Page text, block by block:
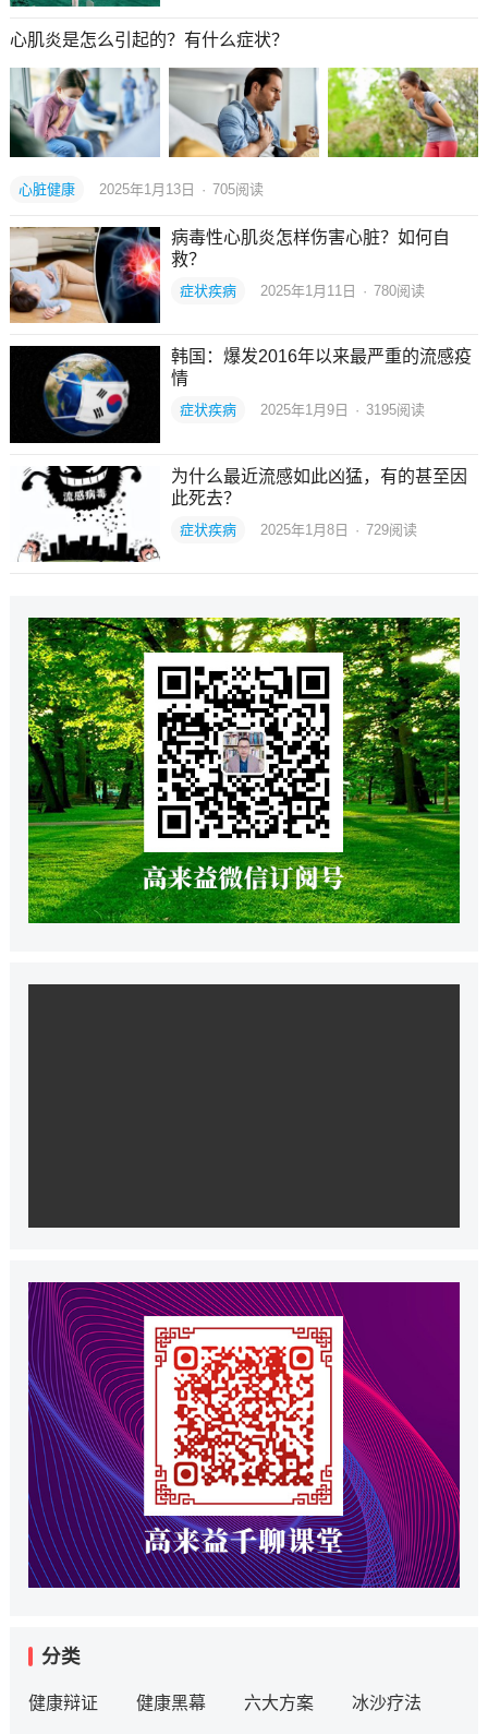
心肌炎是怎么引起的？有什么症状？
心脏健康 2025年1月13日 · 705阅读
病毒性心肌炎怎样伤害心脏？如何自
救？
症状疾病 2025年1月11日 · 780阅读
韩国：爆发2016年以来最严重的流感疫
情
症状疾病 2025年1月9日 · 3195阅读
为什么最近流感如此凶猛，有的甚至因
此死去？
症状疾病 2025年1月8日 · 729阅读
分类
健康辩证 健康黑幕 六大方案 冰沙疗法